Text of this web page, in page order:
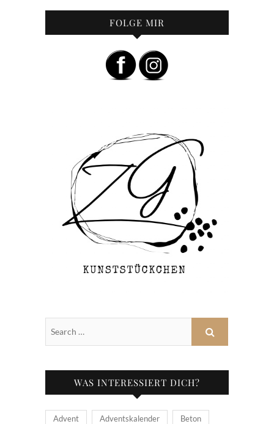
FOLGE MIR
WAS INTERESSIERT DICH?
Advent Adventskalender Beton